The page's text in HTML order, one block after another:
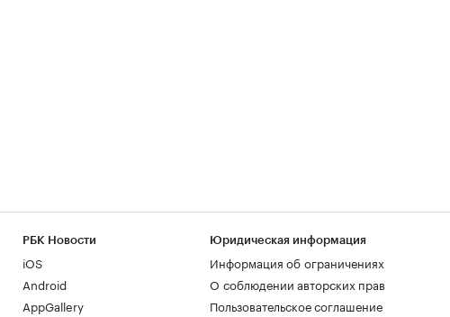
РБК Новости
iOS
Android
AppGallery
Юридическая информация
Информация об ограничениях
О соблюдении авторских прав
Пользовательское соглашение